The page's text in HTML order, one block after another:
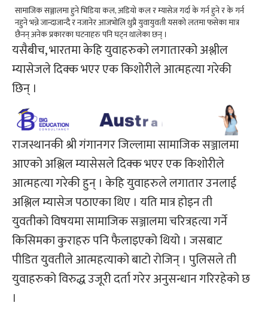
सामाजिक सञ्जालमा हुने भिडिया कल, अडियो कल र म्यासेज गर्दा के गर्न हुने र के गर्न
नहुने भन्ने जान्दाजान्दै र नजानेर आजभोलि थुप्रै युवायुवती यसको लतमा फसेका मात्र
छैनन् अनेक प्रकारका घटनाहरु पनि घट्न थालेका छन् ।
यसैबीच, भारतमा केहि युवाहरुको लगातारको अश्लील
म्यासेजले दिक्क भएर एक किशोरीले आत्महत्या गरेकी
छिन् ।
राजस्थानकी श्री गंगानगर जिल्लामा सामाजिक सञ्जालमा
आएको अश्लिल म्यासेसले दिक्क भएर एक किशोरीले
आत्महत्या गरेकी हुन् । केहि युवाहरुले लगातार उनलाई
अश्लिल म्यासेज पठाएका थिए । यति मात्र होइन ती
युवतीको विषयमा सामाजिक सञ्जालमा चरित्रहत्या गर्ने
किसिमका कुराहरु पनि फैलाइएको थियो । जसबाट
पीडित युवतीले आत्महत्याको बाटो रोजिन् । पुलिसले ती
युवाहरुको विरुद्ध उजूरी दर्ता गरेर अनुसन्धान गरिरहेको छ
।